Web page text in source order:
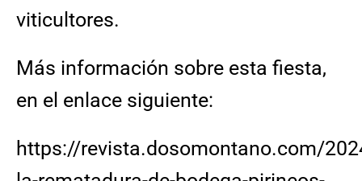
viticultores.
Más información sobre esta fiesta,
en el enlace siguiente:
https://revista.dosomontano.com/